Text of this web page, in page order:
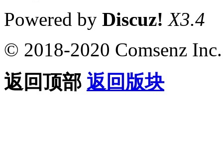
Powered by Discuz! X3.4
© 2018-2020 Comsenz Inc.
返回顶部 返回版块